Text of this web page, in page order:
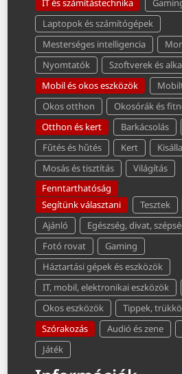
IT és számítástechnika
Laptopok és számítógépek
Mesterséges intelligencia
Nyomtatók
Szoftverek és
Mobil és okos eszközök
Okos otthon
Okosórák és
Otthon és kert
Barkácsolás
Fűtés és hűtés
Kert
Mosás és tisztítás
Világítás
Fenntarthatóság
Segítünk választani
Tesztek
Ajánló
Egészség, divat,
Fotó rovat
Gaming
Háztartási gépek és eszközök
IT, mobil, elektronikai eszközök
Okos eszközök
Tippek,
Szórakozás
Audió és zene
Játék